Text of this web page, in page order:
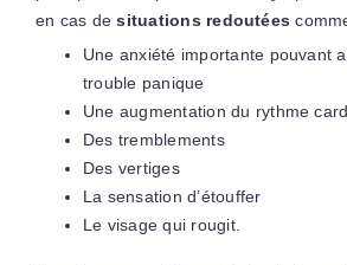
en cas desituations redoutées
Une anxiété importante pouvant
trouble panique
Une augmentation du rythme
Des tremblements
Des vertiges
La sensation d’étouffer
Le visage qui rougit.